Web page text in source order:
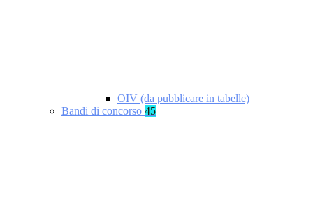
OIV (da pubblicare in tabelle)
Bandi di concorso 45